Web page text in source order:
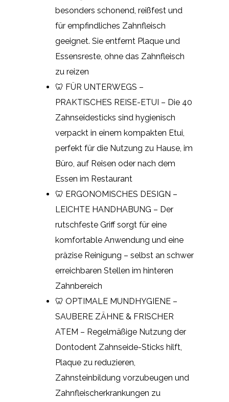
besonders schonend, reißfest und
für empfindliches Zahnfleisch
geeignet. Sie entfernt Plaque und
Essensreste, ohne das Zahnfleisch
zu reizen
🦷 FÜR UNTERWEGS –
PRAKTISCHES REISE-ETUI – Die 40
Zahnseidesticks sind hygienisch
verpackt in einem kompakten Etui,
perfekt für die Nutzung zu Hause, im
Büro, auf Reisen oder nach dem
Essen im Restaurant
🦷 ERGONOMISCHES DESIGN –
LEICHTE HANDHABUNG – Der
rutschfeste Griff sorgt für eine
komfortable Anwendung und eine
präzise Reinigung – selbst an schwer
erreichbaren Stellen im hinteren
Zahnbereich
🦷 OPTIMALE MUNDHYGIENE –
SAUBERE ZÄHNE & FRISCHER
ATEM – Regelmäßige Nutzung der
Dontodent Zahnseide-Sticks hilft,
Plaque zu reduzieren,
Zahnsteinbildung vorzubeugen und
Zahnfleischerkrankungen zu